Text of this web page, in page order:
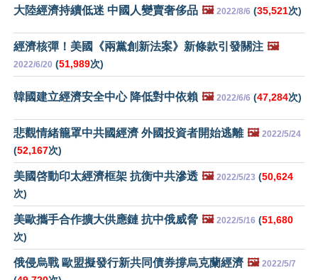
大陸經濟持續低迷 中國人變賣奢侈品 🖼️ 2022/8/6 (35,521次)
經濟核彈！美國《兩黨創新法案》新條款引發關注 🖼️
2022/6/20 (51,989次)
韓國建立經濟安全中心 降低對中依賴 🖼️ 2022/6/6 (47,284次)
悲觀情緒籠罩中共國經濟 外國投資者開始逃離 🖼️ 2022/5/24
(52,167次)
美國啓動印太經濟框架 抗衡中共滲透 🖼️ 2022/5/23 (50,624
次)
美歐攜手合作擴大供應鏈 抗中俄威脅 🖼️ 2022/5/16 (51,680
次)
俄侵烏戰 歐盟擬發行新共同債券撐烏克蘭經濟 🖼️ 2022/5/7